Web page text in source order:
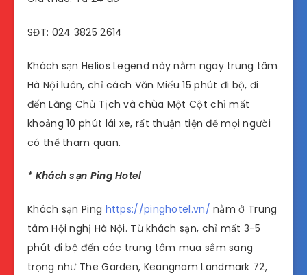
SĐT: 024 3825 2614
Khách sạn Helios Legend này nằm ngay trung tâm
Hà Nội luôn, chỉ cách Văn Miếu 15 phút đi bộ, đi
đến Lăng Chủ Tịch và chùa Một Cột chỉ mất
khoảng 10 phút lái xe, rất thuận tiện để mọi người
có thể tham quan.
* Khách sạn Ping Hotel
Khách sạn Ping https://pinghotel.vn/nằm ở Trung
tâm Hội nghị Hà Nội. Từ khách sạn, chỉ mất 3-5
phút đi bộ đến các trung tâm mua sắm sang
trọng như The Garden, Keangnam Landmark 72,